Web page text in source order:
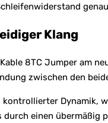
Klang
8TC Jumper am
zwischen den
Dynamik,
einen übermäßig